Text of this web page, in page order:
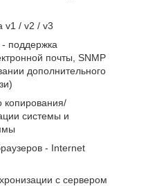
v1 / v2 / v3
поддержка
почты, SNMP
дополнительного
копирования/
системы и
- Internet
с сервером